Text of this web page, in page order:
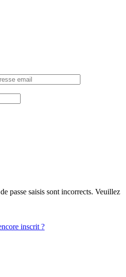
passe saisis sont incorrects. Veuillez
inscrit ?